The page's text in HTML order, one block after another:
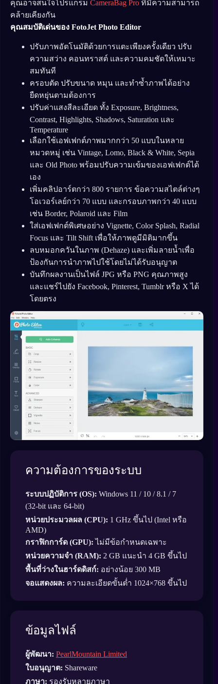
คุณอาจสนใจโปรแกรม CameraBag Pro ที่มีความสามารถ
คล้ายเคียงกัน
คุณสมบัติเด่นของ FotoJet Photo Editor
ปรับภาพอัตโนมัติด้วยการแตะเพียงครั้งเดียว ปรับ
ความสว่าง คอนทราสต์ และความคมชัดให้เหมาะ
สมทันที
ครอบตัด ปรับขนาด หมุน และทำซ้ำภาพได้อย่าง
ยืดหยุ่นตามต้องการ
ปรับค่าแสงสีละเอียด ทั้ง Exposure, Brightness,
Contrast, Highlights, Shadows, Saturation และ
Temperature
เลือกใช้เอฟเฟกต์ภาพมากกว่า 50 แบบในหลาย
หมวดหมู่ เช่น Vintage, Lomo, Black & White, Sepia
และ Old Photo พร้อมปรับความเข้มของเอฟเฟกต์ได้
เอง
เพิ่มคลิปอาร์ตกว่า 800 รายการ ข้อความสไตล์ต่างๆ
โอเวอร์เลย์กว่า 70 แบบ และกรอบภาพกว่า 40 แบบ
เช่น Border, Polaroid และ Film
ใส่เอฟเฟกต์พิเศษอย่าง Vignette, Color Splash, Radial
Focus และ Tilt Shift เพื่อให้ภาพดูมีมิติมากขึ้น
ลบหมอกควันในภาพ (Dehaze) และเพิ่มลายน้ำเพื่อ
ป้องกันการนำภาพไปใช้โดยไม่ได้รับอนุญาต
บันทึกผลงานเป็นไฟล์ JPG หรือ PNG คุณภาพสูง
และแชร์ไปยัง Facebook, Pinterest, Tumblr หรือ X ได้
โดยตรง
ความต้องการของระบบ
ระบบปฏิบัติการ (OS): Windows 11 / 10 / 8.1 / 7
(32-bit และ 64-bit)
หน่วยประมวลผล (CPU): 1 GHz ขึ้นไป (Intel หรือ
AMD)
กราฟิกการ์ด (GPU): ไม่มีข้อกำหนดเฉพาะ
หน่วยความจำ (RAM): 2 GB แนะนำ 4 GB ขึ้นไป
พื้นที่ว่างในฮาร์ดดิสก์: อย่างน้อย 300 MB
จอแสดงผล: ความละเอียดขั้นต่ำ 1024×768 ขึ้นไป
ข้อมูลไฟล์
ผู้พัฒนา: PearlMountain Limited
ใบอนุญาต: Shareware
ภาษา: รองรับหลายภาษา